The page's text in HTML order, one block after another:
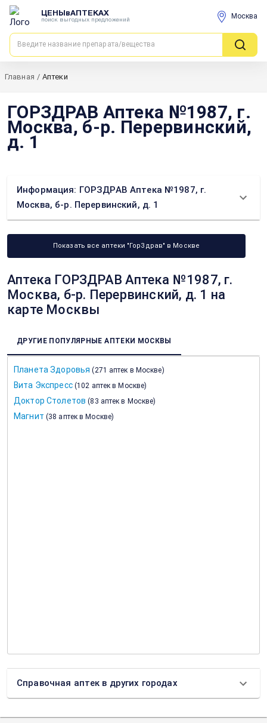
ЦЕНЫвАПТЕКАХ
поиск выгодных предложений Москва
Главная / Аптеки
ГОРЗДРАВ Аптека №1987, г.
Москва, б-р. Перервинский,
д. 1
Информация: ГОРЗДРАВ Аптека №1987, г.
Москва, б-р. Перервинский, д. 1
Показать все аптеки "ГорЗдрав" в Москве
Аптека ГОРЗДРАВ Аптека №1987, г.
Москва, б-р. Перервинский, д. 1 на
карте Москвы
ДРУГИЕ ПОПУЛЯРНЫЕ АПТЕКИ МОСКВЫ
Планета Здоровья (271 аптек в Москве)
Вита Экспресс (102 аптек в Москве)
Доктор Столетов (83 аптек в Москве)
Магнит (38 аптек в Москве)
Справочная аптек в других городах